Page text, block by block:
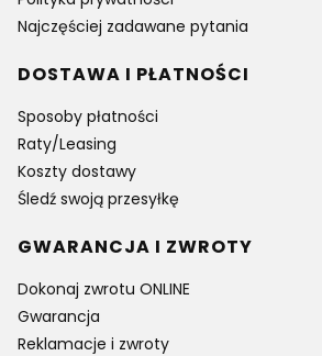
Najczęściej zadawane pytania
DOSTAWA I PŁATNOŚCI
Sposoby płatności
Raty/Leasing
Koszty dostawy
Śledź swoją przesyłkę
GWARANCJA I ZWROTY
Dokonaj zwrotu ONLINE
Gwarancja
Reklamacje i zwroty